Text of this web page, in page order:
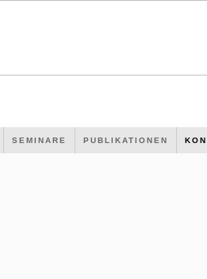
SEMINARE PUBLIKATIONEN